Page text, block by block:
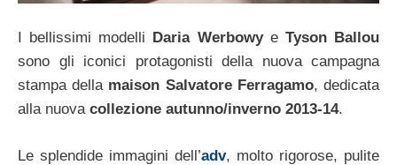
I bellissimi modelli Daria Werbowye Tyson Ballou
sono gli iconici protagonisti della nuova campagna
stampa della maison Salvatore Ferragamo, dedicata
alla nuova collezione autunno/inverno 2013-14.
Le splendide immagini dell’adv, molto rigorose, pulite